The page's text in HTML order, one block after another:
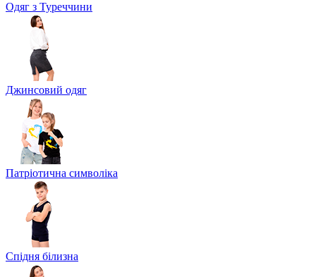
Одяг з Туреччини
Джинсовий одяг
Патріотична символіка
Спідня білизна